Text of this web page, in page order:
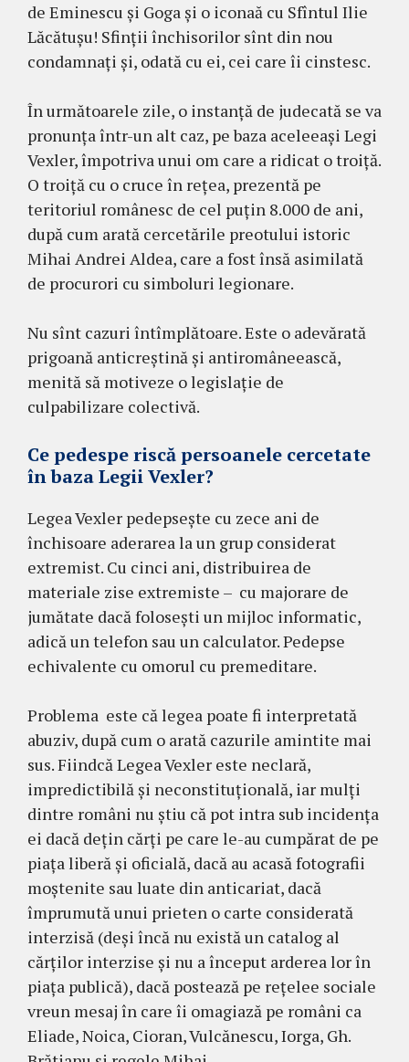
de Eminescu și Goga și o iconaă cu Sfîntul Ilie
Lăcătușu! Sfinții închisorilor sînt din nou
condamnați și, odată cu ei, cei care îi cinstesc.
În următoarele zile, o instanță de judecată se va
pronunța într-un alt caz, pe baza aceleeași Legi
Vexler, împotriva unui om care a ridicat o troiță.
O troiță cu o cruce în rețea, prezentă pe
teritoriul românesc de cel puțin 8.000 de ani,
după cum arată cercetările preotului istoric
Mihai Andrei Aldea, care a fost însă asimilată
de procurori cu simboluri legionare.
Nu sînt cazuri întîmplătoare. Este o adevărată
prigoană anticreștină și antiromâneească,
menită să motiveze o legislație de
culpabilizare colectivă.
Ce pedespe riscă persoanele cercetate
în baza Legii Vexler?
Legea Vexler pedepsește cu zece ani de
închisoare aderarea la un grup considerat
extremist. Cu cinci ani, distribuirea de
materiale zise extremiste – cu majorare de
jumătate dacă folosești un mijloc informatic,
adică un telefon sau un calculator. Pedepse
echivalente cu omorul cu premeditare.
Problema este că legea poate fi interpretată
abuziv, după cum o arată cazurile amintite mai
sus. Fiindcă Legea Vexler este neclară,
impredictibilă și neconstituțională, iar mulți
dintre români nu știu că pot intra sub incidența
ei dacă dețin cărți pe care le-au cumpărat de pe
piața liberă și oficială, dacă au acasă fotografii
moștenite sau luate din anticariat, dacă
împrumută unui prieten o carte considerată
interzisă (deși încă nu există un catalog al
cărților interzise și nu a început arderea lor în
piața publică), dacă postează pe rețelee sociale
vreun mesaj în care îi omagiază pe români ca
Eliade, Noica, Cioran, Vulcănescu, Iorga, Gh.